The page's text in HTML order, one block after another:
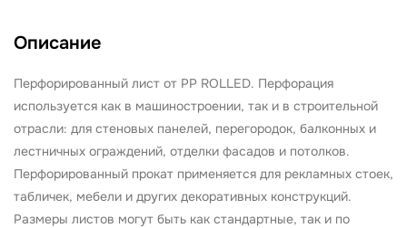
Описание
Перфорированный лист от PP ROLLED. Перфорация
используется как в машиностроении, так и в строительной
отрасли: для стеновых панелей, перегородок, балконных и
лестничных ограждений, отделки фасадов и потолков.
Перфорированный прокат применяется для рекламных стоек,
табличек, мебели и других декоративных конструкций.
Размеры листов могут быть как стандартные, так и по